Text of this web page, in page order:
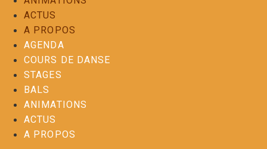
ACTUS
A PROPOS
AGENDA
COURS DE DANSE
STAGES
BALS
ANIMATIONS
ACTUS
A PROPOS